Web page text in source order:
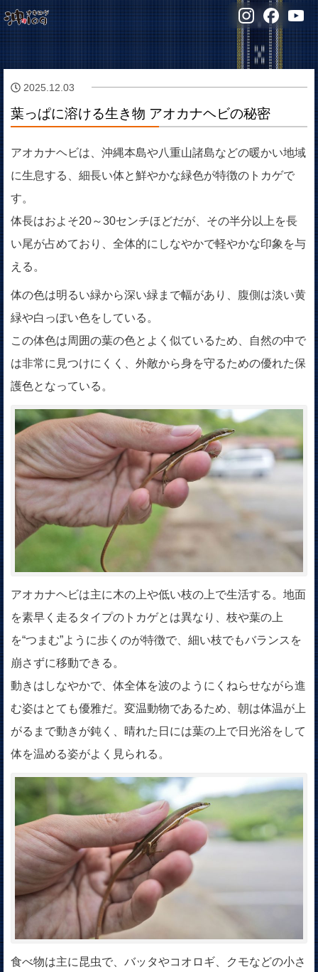
2025.12.03
葉っぱに溶ける生き物 アオカナヘビの秘密
アオカナヘビは、沖縄本島や八重山諸島などの暖かい地域
に生息する、細長い体と鮮やかな緑色が特徴のトカゲで
す。
体長はおよそ20～30センチほどだが、その半分以上を長
い尾が占めており、全体的にしなやかで軽やかな印象を与
える。
体の色は明るい緑から深い緑まで幅があり、腹側は淡い黄
緑や白っぽい色をしている。
この体色は周囲の葉の色とよく似ているため、自然の中で
は非常に見つけにくく、外敵から身を守るための優れた保
護色となっている。
アオカナヘビは主に木の上や低い枝の上で生活する。地面
を素早く走るタイプのトカゲとは異なり、枝や葉の上
を“つまむ”ように歩くのが特徴で、細い枝でもバランスを
崩さずに移動できる。
動きはしなやかで、体全体を波のようにくねらせながら進
む姿はとても優雅だ。変温動物であるため、朝は体温が上
がるまで動きが鈍く、晴れた日には葉の上で日光浴をして
体を温める姿がよく見られる。
食べ物は主に昆虫で、バッタやコオロギ、クモなどの小さ